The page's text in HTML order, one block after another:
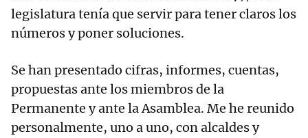
legislatura tenía que servir para tener claros los
números y poner soluciones.
Se han presentado cifras, informes, cuentas,
propuestas ante los miembros de la
Permanente y ante la Asamblea. Me he reunido
personalmente, uno a uno, con alcaldes y